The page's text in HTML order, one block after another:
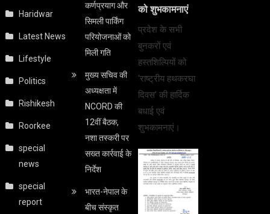
Haridwar
Latest News
Lifestyle
Politics
Rishikesh
Roorkee
special
news
special
report
कर्णप्रयाग और
सिमली पार्किंग
परियोजनाओं को
मिली गति
मुख्य सचिव की
अध्यक्षता में
NCORD की
12वीं बैठक,
नशा तस्करी पर
सख्त कार्रवाई के
निर्देश
भारत-नेपाल के
बीच संस्कृत
को शुभकामनाएं
प्रदेश के सभी
बुनकरों एवं
हस्तशिल्पियों को
‘राष्ट्रीय हथकरघा
दिवस’ की हार्दिक
बधाई एवं
शुभकामनाएं।